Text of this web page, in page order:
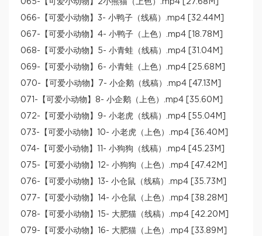
065-【可爱小动物】2小熊猫（上色）.mp4 [27.68M]
066-【可爱小动物】3- 小鸭子（线稿）.mp4 [32.44M]
067-【可爱小动物】4- 小鸭子（上色）.mp4 [18.78M]
068-【可爱小动物】5- 小青蛙（线稿）.mp4 [31.04M]
069-【可爱小动物】6- 小青蛙（上色）.mp4 [25.68M]
070-【可爱小动物】7- 小企鹅（线稿）.mp4 [47.13M]
071-【可爱小动物】8- 小企鹅（上色）.mp4 [35.60M]
072-【可爱小动物】9- 小老虎（线稿）.mp4 [55.04M]
073-【可爱小动物】10- 小老虎（上色）.mp4 [36.40M]
074-【可爱小动物】11- 小狗狗（线稿）.mp4 [45.23M]
075-【可爱小动物】12- 小狗狗（上色）.mp4 [47.42M]
076-【可爱小动物】13- 小仓鼠（线稿）.mp4 [35.73M]
077-【可爱小动物】14- 小仓鼠（上色）.mp4 [38.28M]
078-【可爱小动物】15- 大肥猫（线稿）.mp4 [42.20M]
079-【可爱小动物】16- 大肥猫（上色）.mp4 [33.89M]